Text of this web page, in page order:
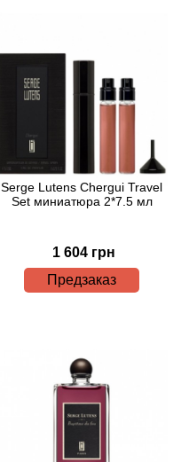
Serge Lutens Chergui Travel
Set миниатюра 2*7.5 мл
1 604 грн
Предзаказ